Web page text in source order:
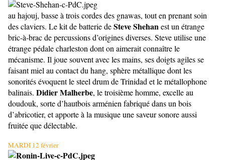
au hajouj, basse à trois cordes des gnawas, tout en prenant soin
des claviers. Le kit de batterie deSteve Shehanest un étrange
bric-à-brac de percussions d’origines diverses. Steve utilise une
étrange pédale charleston dont on aimerait connaître le
mécanisme. Il joue souvent avec les mains, ses doigts agiles se
faisant miel au contact du hang, sphère métallique dont les
sonorités évoquent le steel drum de Trinidad et le métallophone
balinais. Didier Malherbe, le troisième homme, excelle au
doudouk, sorte d’hautbois arménien fabriqué dans un bois
d’abricotier, et apporte à la musique une saveur sonore aussi
fruitée que délectable.
MARDI 12 février